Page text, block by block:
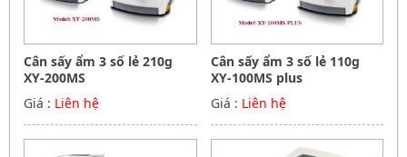
Cân sấy ẩm 3 số lẻ 210g
XY-200MS
Giá : Liên hệ
Cân sấy ẩm 3 số lẻ 110g
XY-100MS plus
Giá : Liên hệ